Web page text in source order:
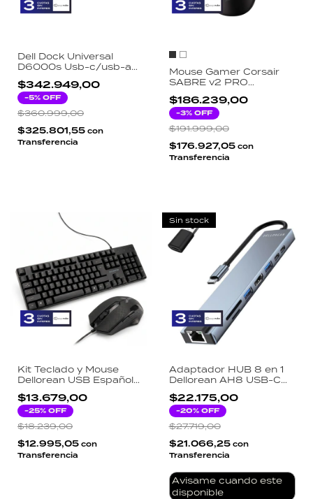
Dell Dock Universal
D6000s Usb-c/usb-a
Black Connection 4k
$342.949,00
-5% OFF
$360.999,00
$325.801,55 con
Transferencia
Mouse Gamer Corsair
SABRE v2 PRO
Ultralight Wireless
33000 DPI 8000Hz
36g Sensor
MARKSMAN 5 Negro
Blanco
$186.239,00
-3% OFF
$191.999,00
$176.927,05 con
Transferencia
Kit Teclado y Mouse
Dellorean USB Español
Oficina 1000 DPI Negro
KTM-DEL-01
$13.679,00
-25% OFF
$18.239,00
$12.995,05 con
Transferencia
Sin stock
Adaptador HUB 8 en 1
Dellorean AH8 USB-C
MacBook HDMI 4K
Ethernet RJ45 SD TF PD
87W Aluminio
$22.175,00
-20% OFF
$27.719,00
$21.066,25 con
Transferencia
Avisame cuando este
disponible